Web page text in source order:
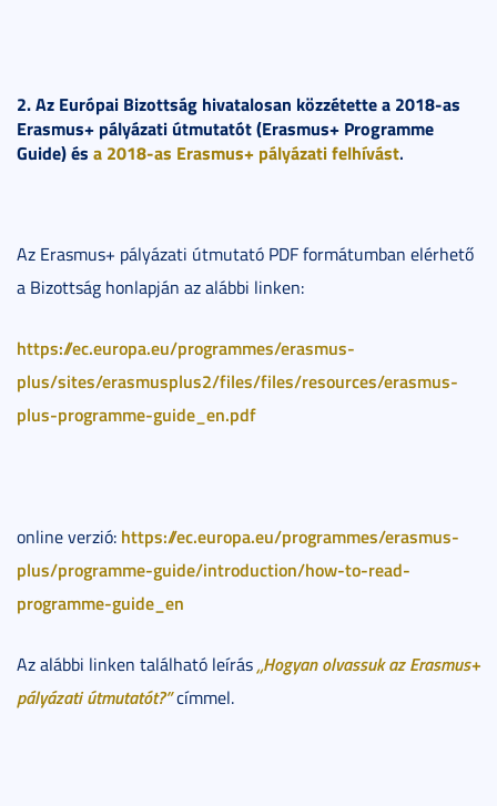
2. Az Európai Bizottság hivatalosan közzétette a 2018-as
Erasmus+ pályázati útmutatót (Erasmus+ Programme
Guide) és a 2018-as Erasmus+ pályázati felhívást.
Az Erasmus+ pályázati útmutató PDF formátumban elérhető
a Bizottság honlapján az alábbi linken:
https://ec.europa.eu/programmes/erasmus-
plus/sites/erasmusplus2/files/files/resources/erasmus-
plus-programme-guide_en.pdf
online verzió: https://ec.europa.eu/programmes/erasmus-
plus/programme-guide/introduction/how-to-read-
programme-guide_en
Az alábbi linken található leírás„Hogyan olvassuk az Erasmus+
pályázati útmutatót?”címmel.